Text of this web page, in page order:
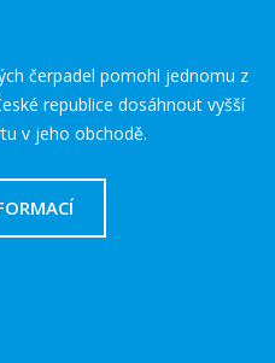
čerpadel pomohl jednomu z
republice dosáhnout vyšší
v jeho obchodě.